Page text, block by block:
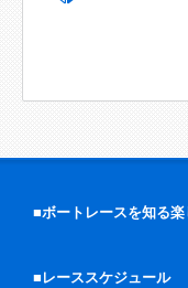
■ボートレースを知る楽
■レーススケジュール